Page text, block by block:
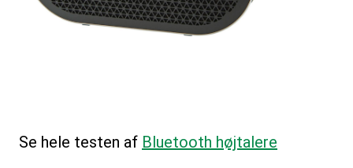
Se hele testen af Bluetooth højtalere